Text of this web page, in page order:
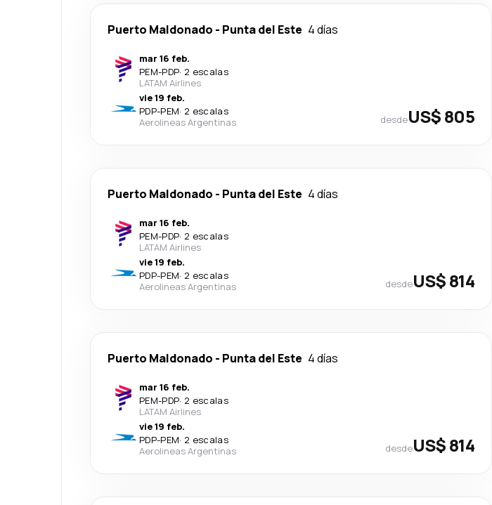
Puerto Maldonado - Punta del Este 4 días
mar 16 feb.
PEM-PDP· 2 escalas
LATAM Airlines
vie 19 feb.
PDP-PEM· 2 escalas
Aerolineas Argentinas
desdeUS$ 805
Puerto Maldonado - Punta del Este 4 días
mar 16 feb.
PEM-PDP· 2 escalas
LATAM Airlines
vie 19 feb.
PDP-PEM· 2 escalas
Aerolineas Argentinas
desdeUS$ 814
Puerto Maldonado - Punta del Este 4 días
mar 16 feb.
PEM-PDP· 2 escalas
LATAM Airlines
vie 19 feb.
PDP-PEM· 2 escalas
Aerolineas Argentinas
desdeUS$ 814